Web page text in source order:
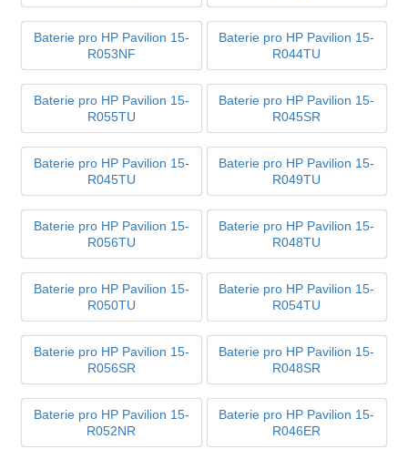
Baterie pro HP Pavilion 15-
R053NF
Baterie pro HP Pavilion 15-
R044TU
Baterie pro HP Pavilion 15-
R055TU
Baterie pro HP Pavilion 15-
R045SR
Baterie pro HP Pavilion 15-
R045TU
Baterie pro HP Pavilion 15-
R049TU
Baterie pro HP Pavilion 15-
R056TU
Baterie pro HP Pavilion 15-
R048TU
Baterie pro HP Pavilion 15-
R050TU
Baterie pro HP Pavilion 15-
R054TU
Baterie pro HP Pavilion 15-
R056SR
Baterie pro HP Pavilion 15-
R048SR
Baterie pro HP Pavilion 15-
R052NR
Baterie pro HP Pavilion 15-
R046ER